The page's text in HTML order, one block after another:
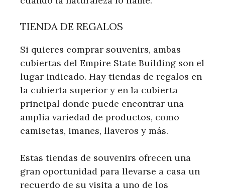
TIENDA DE REGALOS
Si quieres comprar souvenirs, ambas
cubiertas del Empire State Building son el
lugar indicado. Hay tiendas de regalos en
la cubierta superior y en la cubierta
principal donde puede encontrar una
amplia variedad de productos, como
camisetas, imanes, llaveros y más.
Estas tiendas de souvenirs ofrecen una
gran oportunidad para llevarse a casa un
recuerdo de su visita a uno de los